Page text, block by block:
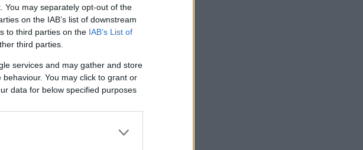
You may separately opt-out of the
on the IAB’s list of downstream
to third parties on the IAB’s List of
third parties.
services and may gather and store
You may click to grant or
data for below specified purposes